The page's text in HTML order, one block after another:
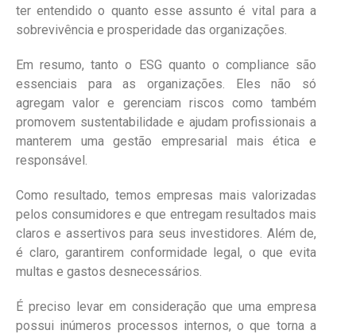
ter entendido o quanto esse assunto é vital para a
sobrevivência e prosperidade das organizações.
Em resumo, tanto o ESG quanto o compliance são
essenciais para as organizações. Eles não só
agregam valor e gerenciam riscos como também
promovem sustentabilidade e ajudam profissionais a
manterem uma gestão empresarial mais ética e
responsável.
Como resultado, temos empresas mais valorizadas
pelos consumidores e que entregam resultados mais
claros e assertivos para seus investidores. Além de,
é claro, garantirem conformidade legal, o que evita
multas e gastos desnecessários.
É preciso levar em consideração que uma empresa
possui inúmeros processos internos, o que torna a